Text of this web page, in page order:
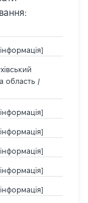
область /